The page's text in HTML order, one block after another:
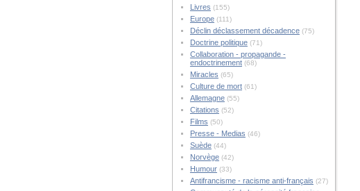
Livres (155)
Europe(111)
Déclin déclassement décadence(75)
Doctrine politique(71)
Collaboration - propagande -
endoctrinement(68)
Miracles (65)
Culture de mort(61)
Allemagne(55)
Citations (52)
Films (50)
Presse - Medias (46)
Suède(44)
Norvège(42)
Humour(33)
Antifrancisme - racisme anti-français (27)